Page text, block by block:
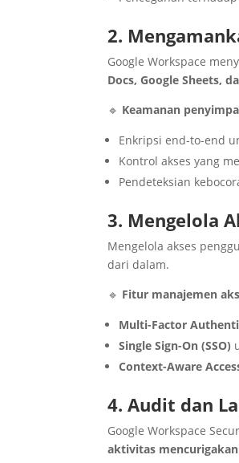
2.
Google Workspace
Docs, Google Sheets,
🔹 Keamanan
Enkripsi end-to-end
Kontrol akses yang
Pendeteksian
3. Mengelola
Mengelola akses
dari dalam.
🔹 Fitur manajemen
Multi-Factor
Single Sign-On (SSO)
Context-Aware
4. Audit dan
Google Workspace
aktivitas mencurigakan